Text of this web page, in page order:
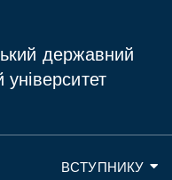
державний
ВСТУПНИКУ